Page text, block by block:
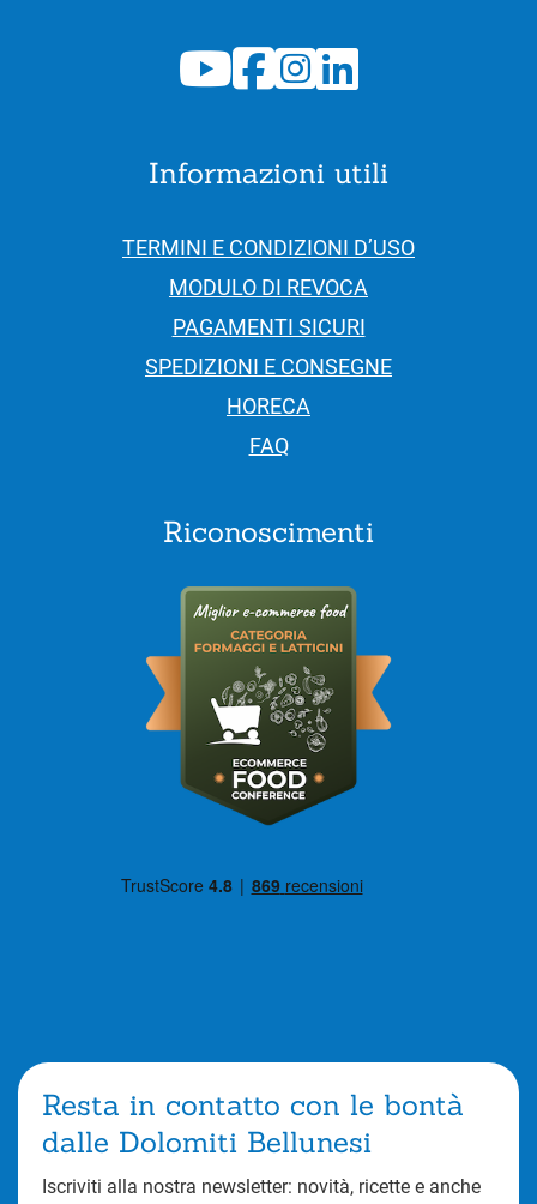
Informazioni utili
TERMINI E CONDIZIONI D’USO
MODULO DI REVOCA
PAGAMENTI SICURI
SPEDIZIONI E CONSEGNE
HORECA
FAQ
Riconoscimenti
Resta in contatto con le bontà
dalle Dolomiti Bellunesi
Iscriviti alla nostra newsletter: novità, ricette e anche